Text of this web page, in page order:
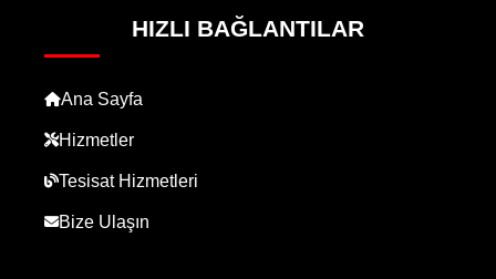
HIZLI BAĞLANTILAR
Ana Sayfa
Hizmetler
Tesisat Hizmetleri
Bize Ulaşın